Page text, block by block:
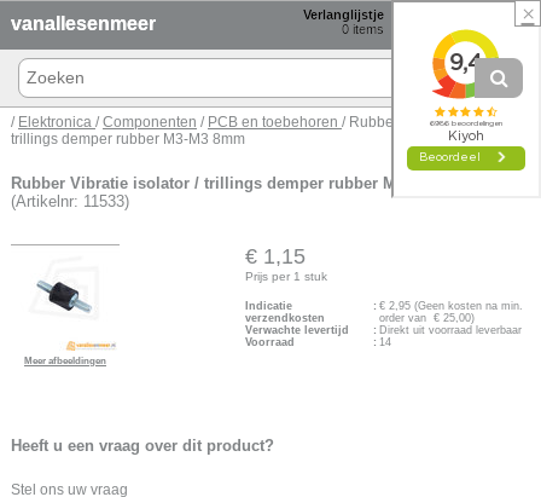
Verlanglijstje
0 items
Winkelmand
0 items € 0,00
vanallesenmeer
/ Elektronica /Componenten / PCB en toebehoren / Rubber Vibratie isolator /
trillings demper rubber M3-M3 8mm
Rubber Vibratie isolator / trillings demper rubber M3-M3 8mm
(Artikelnr: 11533)
Meer afbeeldingen
€ 1,15
Prijs per 1 stuk
Indicatie
verzendkosten
: € 2,95(Geen kosten na min.
order van € 25,00)
Verwachte levertijd
: Direkt uit voorraad leverbaar
Voorraad
: 14
Heeft u een vraag over dit product?
Stel ons uw vraag
×